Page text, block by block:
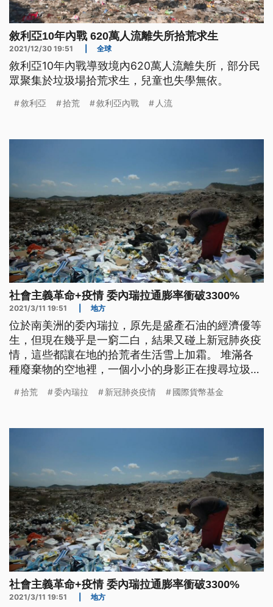
敘利亞10年內戰 620萬人流離失所拾荒求生
2021/12/30 19:51 全球
敘利亞10年內戰導致境內620萬人流離失所，部分民
眾聚集於垃圾場拾荒求生，兒童也失學無依。
敘利亞 拾荒 敘利亞內戰 人流
社會主義革命+疫情 委內瑞拉通膨率衝破3300%
2021/3/11 19:51 地方
位於南美洲的委內瑞拉，原先是盛產石油的經濟優等
生，但現在幾乎是一窮二白，結果又碰上新冠肺炎疫
情，這些都讓在地的拾荒者生活雪上加霜。 堆滿各
種廢棄物的空地裡，一個小小的身影正在搜尋垃圾堆
東西。16歲的布里托繼承了家族三代相傳的拾荒工
內瑞拉原本盛產石油，也是OPEC會員之一，但從已
拾荒 委內瑞拉 新冠肺炎疫情 國際貨幣基金
社會主義革命+疫情 委內瑞拉通膨率衝破3300%
2021/3/11 19:51 地方